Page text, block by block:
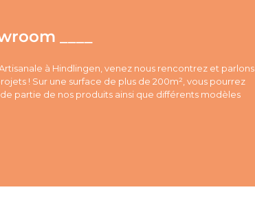
____
à Hindlingen, venez nous rencontrez et parlons
! Sur une surface de plus de 200m², vous pourrez
partie de nos produits ainsi que différents modèles